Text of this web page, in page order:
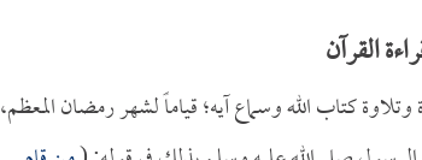
القرآن
كتاب الله وسماع آيه؛ قياماً لشهر رمضان المعظم،